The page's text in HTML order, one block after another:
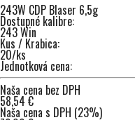
243W CDP Blaser 6,5g
Dostupné kalibre:
243 Win
Kus / Krabica:
20/ks
Jednotková cena:
Naša cena bez DPH
58,54 €
Naša cena s DPH (23%)